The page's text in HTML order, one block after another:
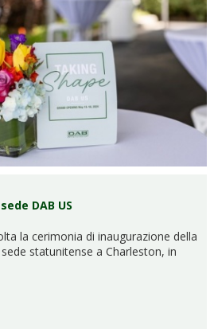
DAB US
la cerimonia di inaugurazione della
statunitense a Charleston, in